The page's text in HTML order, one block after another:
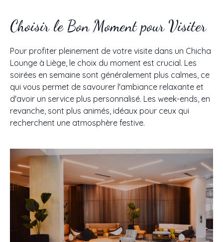
Choisir le Bon Moment pour Visiter
Pour profiter pleinement de votre visite dans un Chicha
Lounge à Liège, le choix du moment est crucial. Les
soirées en semaine sont généralement plus calmes, ce
qui vous permet de savourer l'ambiance relaxante et
d'avoir un service plus personnalisé. Les week-ends, en
revanche, sont plus animés, idéaux pour ceux qui
recherchent une atmosphère festive.